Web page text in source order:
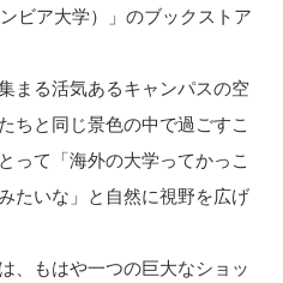
ビア大学）」のブックストア
まる活気あるキャンパスの空
ちと同じ景色の中で過ごすこ
って「海外の大学ってかっこ
たいな」と自然に視野を広げ
、もはや一つの巨大なショッ